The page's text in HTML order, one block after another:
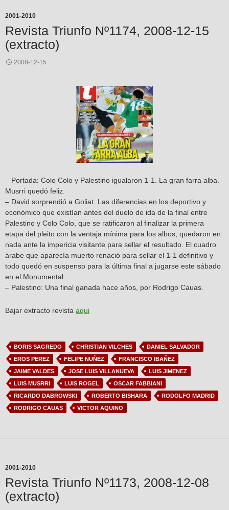
2001-2010
Revista Triunfo Nº1174, 2008-12-15
(extracto)
2008-12-15
– Portada: Colo Colo y Palestino igualaron 1-1. La gran farra alba.
Musrri quedó feliz.
– David sorprendió a Goliat. Las diferencias en los deportivo y
económico que existían antes del duelo de ida de la final entre
Palestino y Colo Colo, que se ratificaron al finalizar la primera
etapa del pleito con la ventaja mínima para los albos, quedaron en
nada ante la impericia visitante para sellar el resultado. El cuadro
árabe que aparecía muerto renació para sellar el 1-1 definitivo y
todo quedó en suspenso para la última final a jugarse este sábado
en el Monumental.
– Palestino: Una final ganada hace años, por Rodrigo Cauas.
Bajar extracto revista aqui
BORIS SAGREDO CHRISTIAN VILCHES
DANIEL SALVADOR
EROS PEREZ
FELIPE NUÑEZ
FRANCISCO IBAÑEZ
JAIME VALDES
JOSE LUIS VILLANUEVA
LUIS JIMENEZ
LUIS MUSRRI
LUIS ROGEL
OSCAR FABBIANI
RICARDO DABROWSKI
ROBERTO BISHARA
RODOLFO MADRID
RODRIGO CAUAS
VICTOR AQUINO
2001-2010
Revista Triunfo Nº1173, 2008-12-08
(extracto)